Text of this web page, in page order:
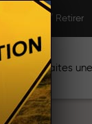
Déposer / Retirer
Faites